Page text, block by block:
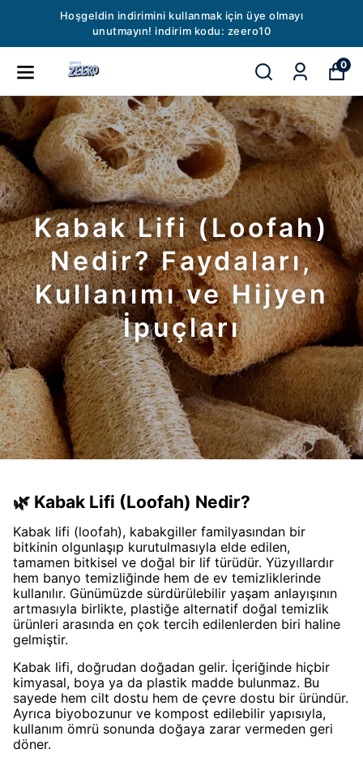
Hoşgeldin indirimini kullanmak için üye olmayı
unutmayın! indirim kodu: zeero10
0
Kabak Lifi (Loofah)
Nedir? Faydaları,
Kullanımı ve Hijyen
İpuçları
🌿 Kabak Lifi (Loofah) Nedir?
Kabak lifi (loofah), kabakgiller familyasından bir
bitkinin olgunlaşıp kurutulmasıyla elde edilen,
tamamen bitkisel ve doğal bir lif türüdür. Yüzyıllardır
hem banyo temizliğinde hem de ev temizliklerinde
kullanılır. Günümüzde sürdürülebilir yaşam anlayışının
artmasıyla birlikte, plastiğe alternatif doğal temizlik
ürünleri arasında en çok tercih edilenlerden biri haline
gelmiştir.
Kabak lifi, doğrudan doğadan gelir. İçeriğinde hiçbir
kimyasal, boya ya da plastik madde bulunmaz. Bu
sayede hem cilt dostu hem de çevre dostu bir üründür.
Ayrıca biyobozunur ve kompost edilebilir yapısıyla,
kullanım ömrü sonunda doğaya zarar vermeden geri
döner.